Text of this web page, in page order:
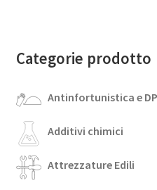
Categorie prodotto
Antinfortunistica e
Additivi chimici
Attrezzature Edili